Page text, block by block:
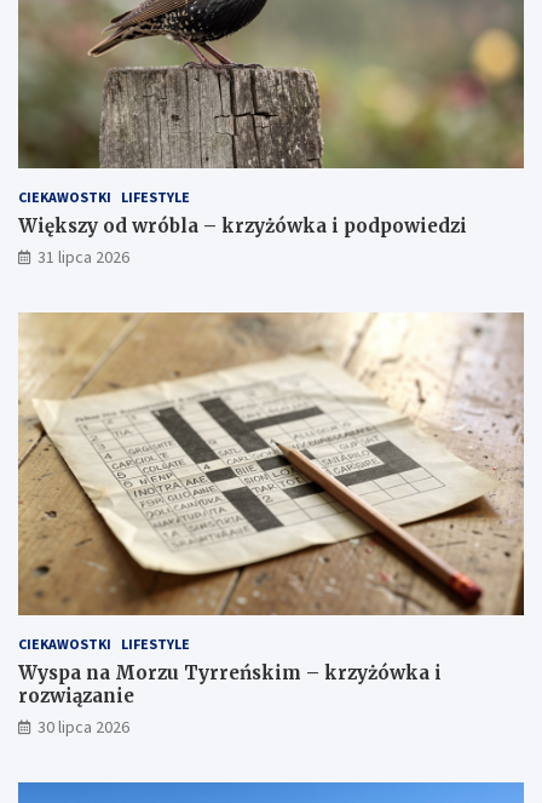
CIEKAWOSTKI LIFESTYLE
Większy od wróbla – krzyżówka i podpowiedzi
31 lipca 2026
CIEKAWOSTKI LIFESTYLE
Wyspa na Morzu Tyrreńskim – krzyżówka i
rozwiązanie
30 lipca 2026